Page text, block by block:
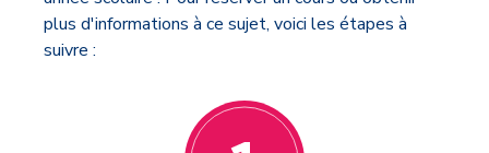
plus d'informations à ce sujet, voici les étapes à
suivre :